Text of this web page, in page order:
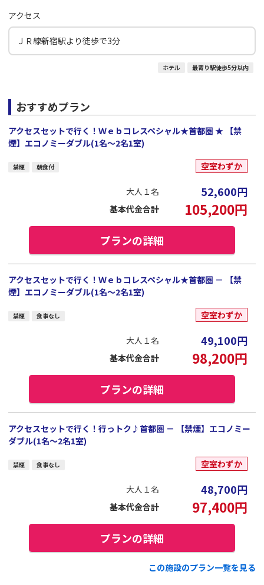
アクセス
ＪＲ線新宿駅より徒歩で3分
ホテル 最寄り駅徒歩5分以内
おすすめプラン
アクセスセットで行く！Ｗｅｂコレスペシャル★首都圏 ★ 【禁
煙】エコノミーダブル(1名～2名1室)
禁煙 朝食付 空室わずか
大人１名 52,600円
基本代金合計 105,200円
プランの詳細
アクセスセットで行く！Ｗｅｂコレスペシャル★首都圏 － 【禁
煙】エコノミーダブル(1名～2名1室)
禁煙 食事なし 空室わずか
大人１名 49,100円
基本代金合計 98,200円
プランの詳細
アクセスセットで行く！行っトク♪首都圏 － 【禁煙】エコノミー
ダブル(1名～2名1室)
禁煙 食事なし 空室わずか
大人１名 48,700円
基本代金合計 97,400円
プランの詳細
この施設のプラン一覧を見る